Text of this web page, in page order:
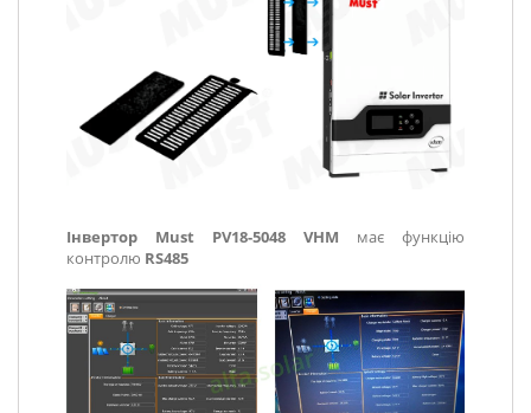
Інвертор Must PV18-5048 VHM має функцію
контролю RS485